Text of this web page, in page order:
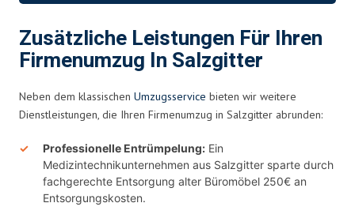
Zusätzliche Leistungen Für Ihren
Firmenumzug In Salzgitter
Neben dem klassischen Umzugsservice bieten wir weitere
Dienstleistungen, die Ihren Firmenumzug in Salzgitter abrunden:
Professionelle Entrümpelung: Ein
Medizintechnikunternehmen aus Salzgitter sparte durch
fachgerechte Entsorgung alter Büromöbel 250€ an
Entsorgungskosten.